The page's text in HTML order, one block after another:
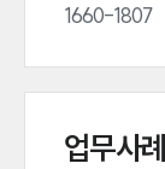
1660-1807
업무사례